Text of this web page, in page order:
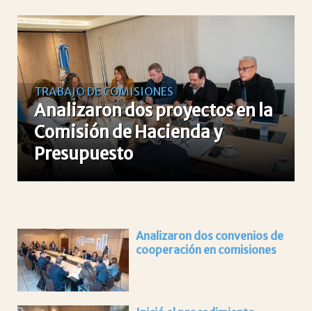
TRABAJO DE COMISIONES
Analizaron dos proyectos en la
Comisión de Hacienda y
Presupuesto
Analizaron dos convenios de
cooperación en comisiones